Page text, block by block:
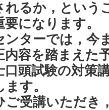
れるか，という
要になります。
ンターでは，今
内容を踏まえた
口頭試験の対策
ます。
ご受講いただき